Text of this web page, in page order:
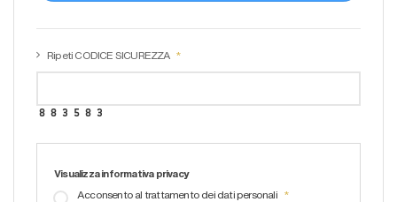
Ripeti CODICE SICUREZZA
Visualizza informativa privacy
Acconsento al trattamento dei dati personali